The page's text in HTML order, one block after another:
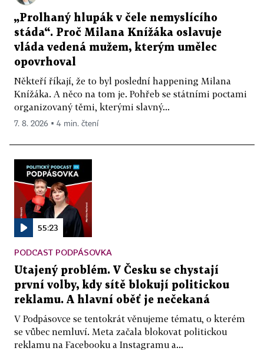
„Prolhaný hlupák v čele nemyslícího
stáda“. Proč Milana Knížáka oslavuje
vláda vedená mužem, kterým umělec
opovrhoval
Někteří říkají, že to byl poslední happening Milana
Knížáka. A něco na tom je. Pohřeb se státními poctami
organizovaný těmi, kterými slavný...
7. 8. 2026 ▪ 4 min. čtení
55:23
PODCAST PODPÁSOVKA
Utajený problém. V Česku se chystají
první volby, kdy sítě blokují politickou
reklamu. A hlavní oběť je nečekaná
V Podpásovce se tentokrát věnujeme tématu, o kterém
se vůbec nemluví. Meta začala blokovat politickou
reklamu na Facebooku a Instagramu a...